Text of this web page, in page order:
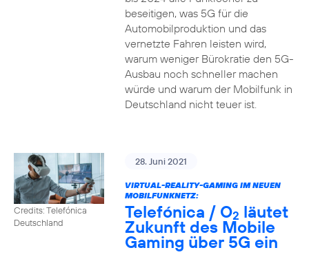
beseitigen, was 5G für die
Automobilproduktion und das
vernetzte Fahren leisten wird,
warum weniger Bürokratie den 5G-
Ausbau noch schneller machen
würde und warum der Mobilfunk in
Deutschland nicht teuer ist.
Credits: Telefónica
Deutschland
28. Juni 2021
VIRTUAL-REALITY-GAMING IM NEUEN
MOBILFUNKNETZ:
Telefónica / O2 läutet
Zukunft des Mobile
Gaming über 5G ein